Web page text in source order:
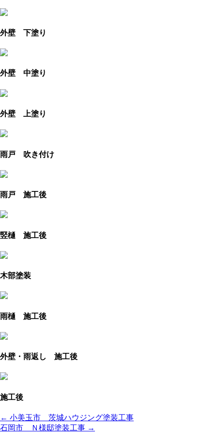
外壁 下塗り
外壁 中塗り
外壁 上塗り
雨戸 吹き付け
雨戸 施工後
竪樋 施工後
木部塗装
雨樋 施工後
外壁・雨返し 施工後
施工後
← 小美玉市 茨城ハウジング塗装工事
石岡市 Ｎ様邸塗装工事 →